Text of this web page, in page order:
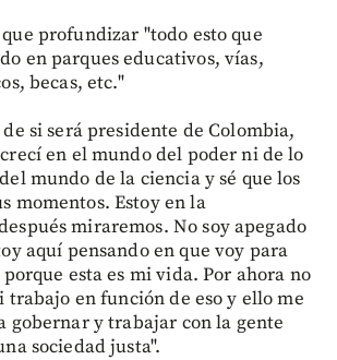
profundizar "todo esto que
en parques educativos, vías,
becas, etc."
si será presidente de Colombia,
en el mundo del poder ni de lo
mundo de la ciencia y sé que los
momentos. Estoy en la
miraremos. No soy apegado
aquí pensando en que voy para
esta es mi vida. Por ahora no
trabajo en función de eso y ello me
gobernar y trabajar con la gente
sociedad justa".